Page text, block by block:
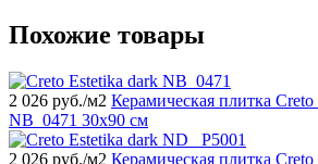
Похожие товары
2 026 руб./м2 Керамическая плитка
NB_0471 30x90 см
2 026 руб./м2 Керамическая плитка Creto